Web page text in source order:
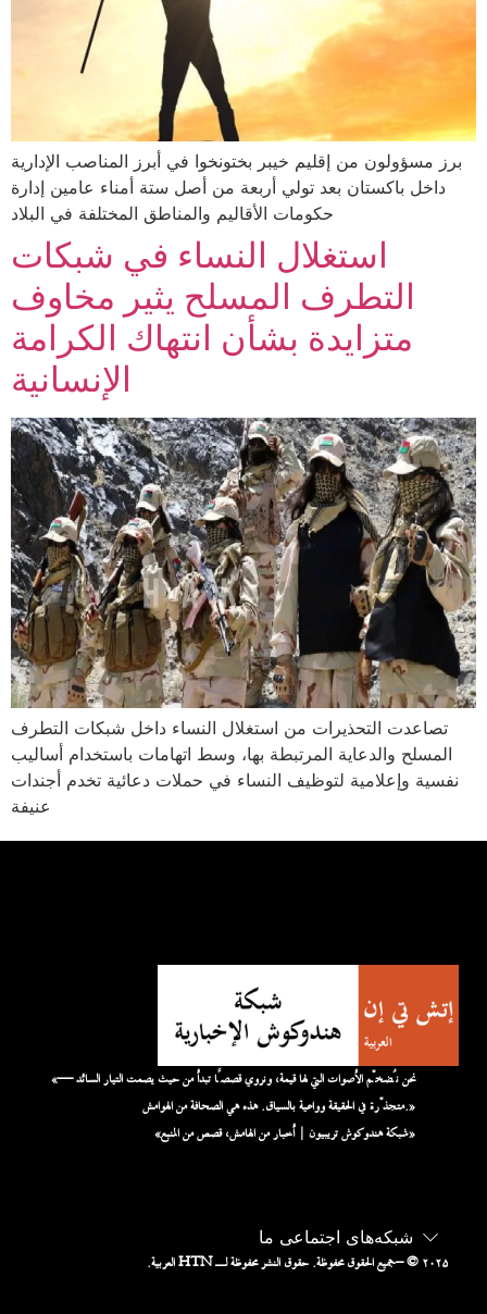
برز مسؤولون من إقليم خيبر بختونخوا في أبرز المناصب الإدارية
داخل باكستان بعد تولي أربعة من أصل ستة أمناء عامين إدارة
حكومات الأقاليم والمناطق المختلفة في البلاد
استغلال النساء في شبكات
التطرف المسلح يثير مخاوف
متزايدة بشأن انتهاك الكرامة
الإنسانية
تصاعدت التحذيرات من استغلال النساء داخل شبكات التطرف
المسلح والدعاية المرتبطة بها، وسط اتهامات باستخدام أساليب
نفسية وإعلامية لتوظيف النساء في حملات دعائية تخدم أجندات
عنيفة
شبکه‌های اجتماعی ما
– © ۲۰۲۵جميع الحقوق محفوظة. حقوق النشر محفوظة لـ HTN العربية.
«نحن نُضخّم الأصوات التي لها قيمة، ونروي قصصًا تبدأ من حيث يصمت التيار السائد —
متجذّرة في الحقيقة وواعية بالسياق. هذه هي الصحافة من الهوامش.»
«شبكة هندوكوش تريبيون | أخبار من الهامش، قصص من المنبع»